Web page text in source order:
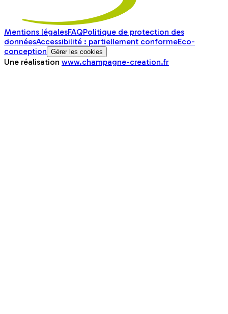
Mentions légalesFAQPolitique de protection des
donnéesAccessibilité : partiellement conformeEco-
conception Gérer les cookies
Une réalisation www.champagne-creation.fr